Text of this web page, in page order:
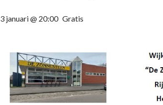
3 januari @ 20:00 Gratis